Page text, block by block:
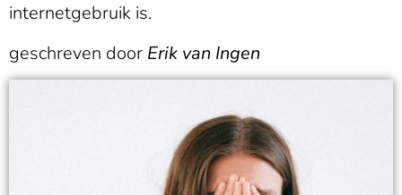
internetgebruik is.
geschreven door Erik van Ingen